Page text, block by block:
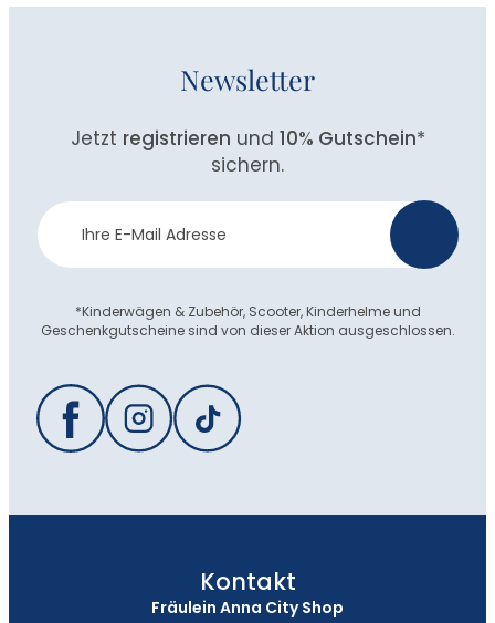
Newsletter
Jetzt registrieren und 10% Gutschein*
sichern.
Newsletter
Anmeldung
*Kinderwägen & Zubehör, Scooter, Kinderhelme und
Geschenkgutscheine sind von dieser Aktion ausgeschlossen.
Kontakt
Fräulein Anna City Shop